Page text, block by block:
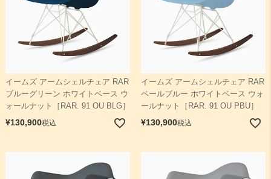
イームズ アームシェルチェア RAR
ブルーグリーン ホワイトベース ウ
ォールナット［RAR. 91 OU BLG］
¥130,900税込
イームズ アームシェルチェア RAR
ペールブルー ホワイトベース ウォ
ールナット［RAR. 91 OU PBU］
¥130,900税込